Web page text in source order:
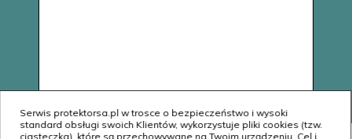
Serwis protektorsa.pl w trosce o bezpieczeństwo i wysoki
standard obsługi swoich Klientów, wykorzystuje pliki cookies (tzw.
ciasteczka), które są przechowywane na Twoim urządzeniu. Cel i